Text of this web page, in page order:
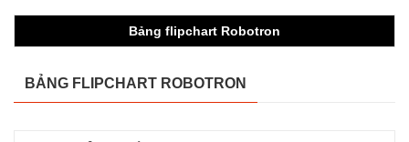
Bảng flipchart Robotron
BẢNG FLIPCHART ROBOTRON